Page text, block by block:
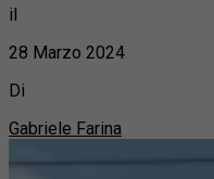
il
28 Marzo 2024
Di
Gabriele Farina